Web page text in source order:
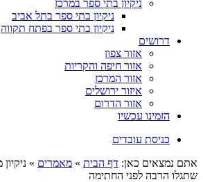
ניקיון בתי ספר במרכז
ניקיון בתי ספר בתל אביב
ניקיון בתי ספר בפתח תקווה
דרושים
אזור צפון
אזור חיפה והקריות
אזור המרכז
איזור ירושלים
אזור הדרום
הזמינו עכשיו
כניסת עובדים
אתם נמצאים כאן: דף הבית » מאמרים »
שתגלו הרבה לפני החתימה